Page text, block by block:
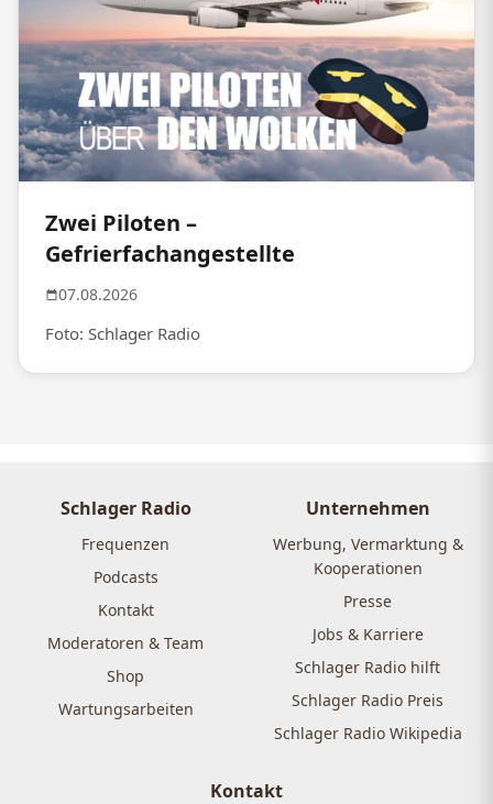
Zwei Piloten –
Gefrierfachangestellte
07.08.2026
Foto: Schlager Radio
Schlager Radio
Frequenzen
Podcasts
Kontakt
Moderatoren & Team
Shop
Wartungsarbeiten
Unternehmen
Werbung, Vermarktung &
Kooperationen
Presse
Jobs & Karriere
Schlager Radio hilft
Schlager Radio Preis
Schlager Radio Wikipedia
Kontakt